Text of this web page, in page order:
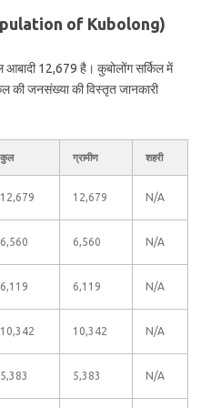
of Kubolong)
12,679 है। कुबोलोंग सर्किल में
की जनसंख्या की विस्तृत जानकारी
कुल ग्रामीण शहरी
12,679 12,679 N/A
6,560 6,560 N/A
6,119 6,119 N/A
10,342 10,342 N/A
5,383 5,383 N/A